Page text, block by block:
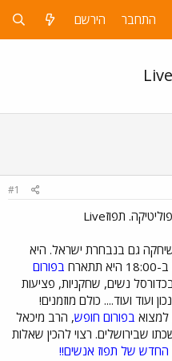
התחבר הירשם
#1
גם בנבחרת ישראל. היא
בפורום
נשים, שחקניות, פציעות
ועוד ועוד.... כולם מוזמנים!
למצוא בפורום חופש, הרב מיכאל
שבירושלים. רצוי להכין שאלות
החדש של תפוז אנשים!!